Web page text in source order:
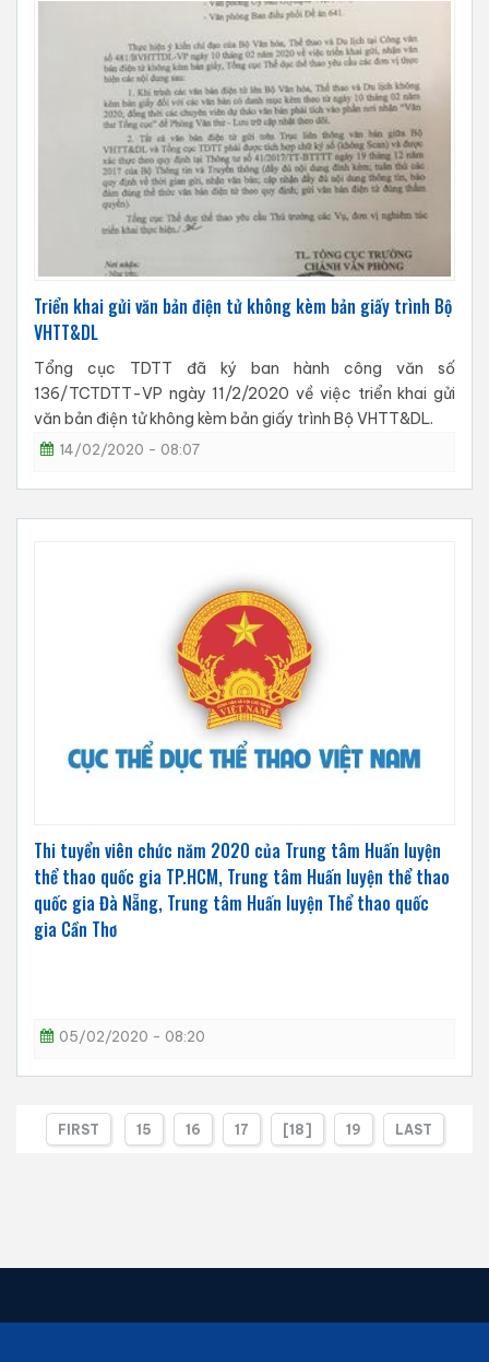
Triển khai gửi văn bản điện tử không kèm bản giấy trình Bộ
VHTT&DL
Tổng cục TDTT đã ký ban hành công văn số
136/TCTDTT-VP ngày 11/2/2020 về việc triển khai gửi
văn bản điện tử không kèm bản giấy trình Bộ VHTT&DL.
14/02/2020 - 08:07
Thi tuyển viên chức năm 2020 của Trung tâm Huấn luyện
thể thao quốc gia TP.HCM, Trung tâm Huấn luyện thể thao
quốc gia Đà Nẵng, Trung tâm Huấn luyện Thể thao quốc
gia Cần Thơ
05/02/2020 - 08:20
FIRST 15 16 17 [18] 19 LAST